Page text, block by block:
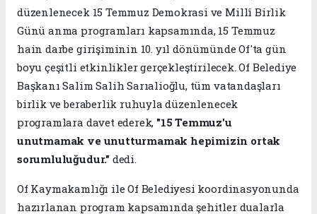
düzenlenecek 15 Temmuz Demokrasi ve Millî Birlik
Günü anma programları kapsamında, 15 Temmuz
hain darbe girişiminin 10. yıl dönümünde Of'ta gün
boyu çeşitli etkinlikler gerçekleştirilecek. Of Belediye
Başkanı Salim Salih Sarıalioğlu, tüm vatandaşları
birlik ve beraberlik ruhuyla düzenlenecek
programlara davet ederek, "15 Temmuz'u
unutmamak ve unutturmamak hepimizin ortak
sorumluluğudur." dedi.
Of Kaymakamlığı ile Of Belediyesi koordinasyonunda
hazırlanan program kapsamında şehitler dualarla